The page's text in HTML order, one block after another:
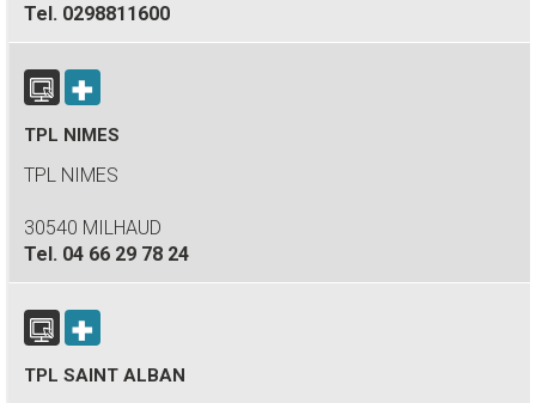
Tel. 0298811600
TPL NIMES
TPL NIMES
30540 MILHAUD
Tel. 04 66 29 78 24
TPL SAINT ALBAN